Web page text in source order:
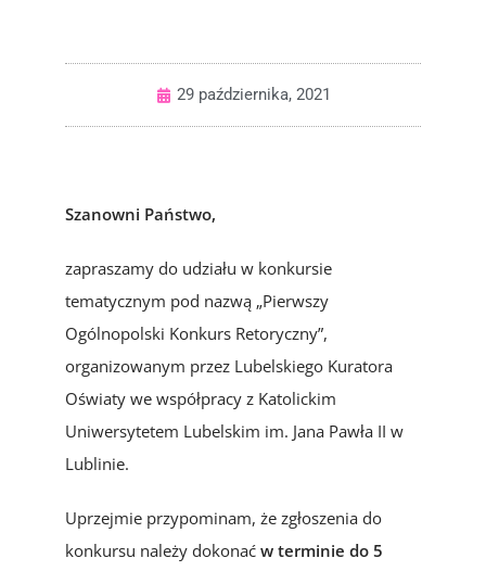
29 października, 2021
Szanowni Państwo,
zapraszamy do udziału w konkursie
tematycznym pod nazwą „Pierwszy
Ogólnopolski Konkurs Retoryczny”,
organizowanym przez Lubelskiego Kuratora
Oświaty we współpracy z Katolickim
Uniwersytetem Lubelskim im. Jana Pawła II w
Lublinie.
Uprzejmie przypominam, że zgłoszenia do
konkursu należy dokonać w terminie do 5